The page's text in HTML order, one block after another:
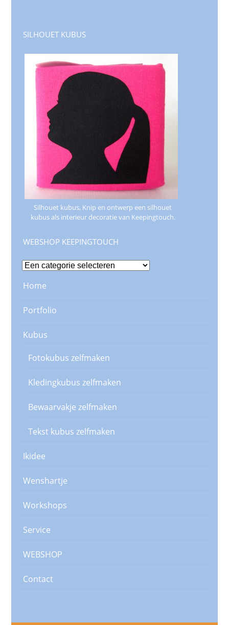
SILHOUET KUBUS
Silhouet kubus, Knip en ontwerp een silhouet
kubus als interieur decoratie van Keepingtouch.
WEBSHOP KEEPINGTOUCH
Home
Portfolio
Kubus
Fotokubus zelfmaken
Kledingkubus zelfmaken
Bewaarvakje zelfmaken
Tekst kubus zelfmaken
Ikidee
Wenshartje
Workshops
Service
WEBSHOP
Contact